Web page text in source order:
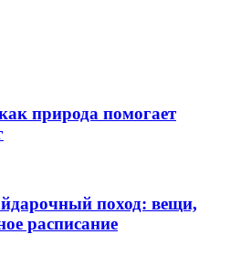
природа помогает
поход: вещи,
расписание